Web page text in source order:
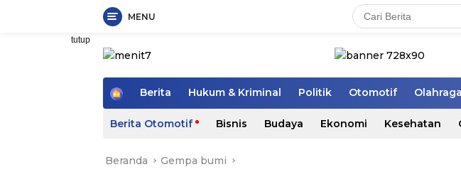
MENU
tutup
H
m
e
Berita Hukum & Kriminal Politik Otomotif Olahraga
Berita Otomotif Bisnis Budaya Ekonomi Kesehatan
Beranda Gempa bumi